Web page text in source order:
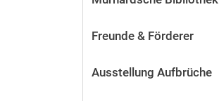
Freunde & Förderer
Ausstellung Aufbrüche